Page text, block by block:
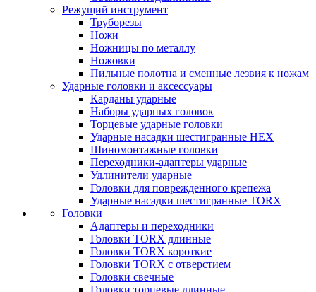
Режущий инструмент
Труборезы
Ножи
Ножницы по металлу
Ножовки
Пильные полотна и сменные лезвия к ножам
Ударные головки и аксессуары
Карданы ударные
Наборы ударных головок
Торцевые ударные головки
Ударные насадки шестигранные HEX
Шиномонтажные головки
Переходники-адаптеры ударные
Удлинители ударные
Головки для поврежденного крепежа
Ударные насадки шестигранные TORX
Головки
Адаптеры и переходники
Головки TORX длинные
Головки TORX короткие
Головки TORX с отверстием
Головки свечные
Головки торцевые длинные